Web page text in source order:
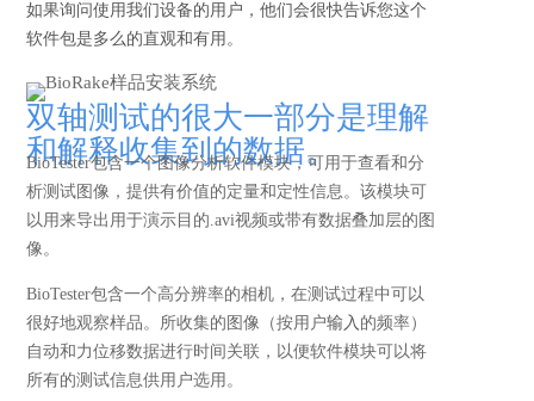
如果询问使用我们设备的用户，他们会很快告诉您这个
软件包是多么的直观和有用。
双轴测试的很大一部分是理解
和解释收集到的数据。
BioTester包含一个图像分析软件模块，可用于查看和分
析测试图像，提供有价值的定量和定性信息。该模块可
以用来导出用于演示目的.avi视频或带有数据叠加层的图
像。
BioTester包含一个高分辨率的相机，在测试过程中可以
很好地观察样品。所收集的图像（按用户输入 的频率）
自动和力位移数据进行时间关联，以便软件模块可以将
所有的测试信息供用户选用。